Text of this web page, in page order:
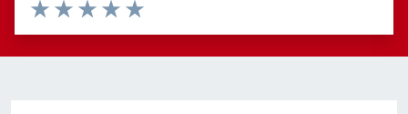
Valuta 5 stelle su 5
Valuta 4 stelle su 5
Valuta 3 stelle su 5
Valuta 2 stelle su 5
Valuta 1 stelle su 5